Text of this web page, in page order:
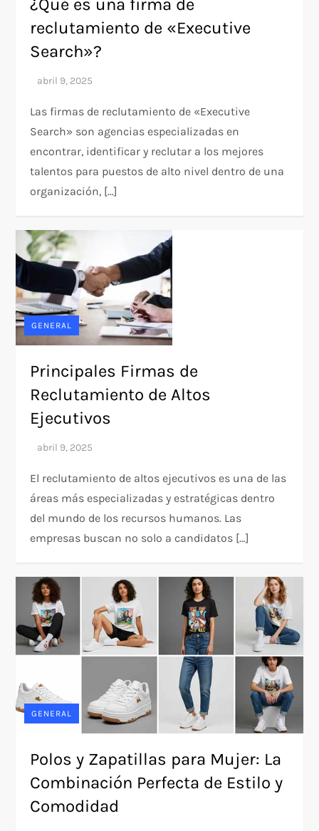
¿Qué es una firma de
reclutamiento de «Executive
Search»?
Las firmas de reclutamiento de «Executive
Search» son agencias especializadas en
encontrar, identificar y reclutar a los mejores
talentos para puestos de alto nivel dentro de una
organización, […]
GENERAL
Principales Firmas de
Reclutamiento de Altos
Ejecutivos
El reclutamiento de altos ejecutivos es una de las
áreas más especializadas y estratégicas dentro
del mundo de los recursos humanos. Las
empresas buscan no solo a candidatos […]
GENERAL
Polos y Zapatillas para Mujer: La
Combinación Perfecta de Estilo y
Comodidad